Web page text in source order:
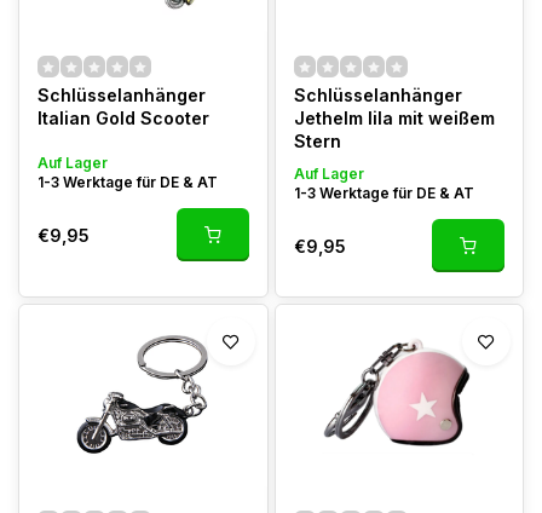
Schlüsselanhänger
Italian Gold Scooter
Auf Lager
1-3 Werktage für DE & AT
€9,95
Schlüsselanhänger
Jethelm lila mit weißem
Stern
Auf Lager
1-3 Werktage für DE & AT
€9,95